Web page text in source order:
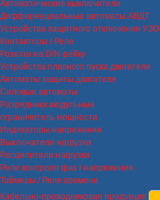
Автоматические выключатели
Дифференциальные автоматы АВДТ
Устройства защитного отключения УЗО
Контакторы / Реле
Розетки на DIN-рейку
Устройства плавного пуска двигателя
Автоматы защиты двигателя
Силовые автоматы
Разрядники модульные
ограничитель мощности
Индикаторы напряжения
Выключатели нагрузки
Расцепители нагрузки
Реле контроля фаз / напряжения
Таймеры / Реле времени
Кабельно-проводниковая продукция